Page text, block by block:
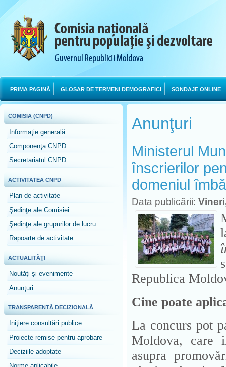
PRIMA PAGINĂ GLOSAR DE TERMENI DEMOGRAFICI SONDAJE ONLINE
COMISIA (CNPD)
Informaţie generală
Componenţa CNPD
Secretariatul CNPD
ACTIVITATEA CNPD
Plan de activitate
Şedinţe ale Comisiei
Şedinţe ale grupurilor de lucru
Rapoarte de activitate
ACTUALITĂŢI
Noutăţi și evenimente
Anunţuri
TRANSPARENTĂ DECIZIONALĂ
Iniţiere consultări publice
Proiecte remise pentru aprobare
Deciziile adoptate
Anunţuri
Ministerul
înscrierilor
domeniul
Data publicării:
Republica
Cine poate
La concurs pot
Moldova, care
asupra